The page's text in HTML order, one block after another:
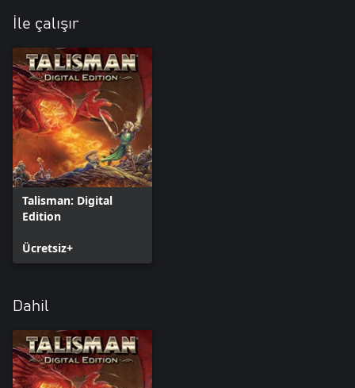
İle çalışır
Talisman: Digital
Edition
Ücretsiz+
Dahil